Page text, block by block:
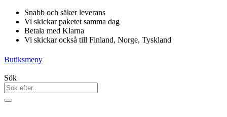
Hoppa
innehåll
Snabb och säker leverans
Vi skickar paketet samma dag
Betala med Klarna
Vi skickar också till Finland, Norge, Tyskland
Butiksmeny
Sök